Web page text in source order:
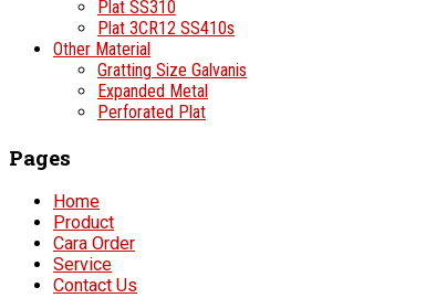
Plat SS310
Plat 3CR12 SS410s
Other Material
Gratting Size Galvanis
Expanded Metal
Perforated Plat
Pages
Home
Product
Cara Order
Service
Contact Us